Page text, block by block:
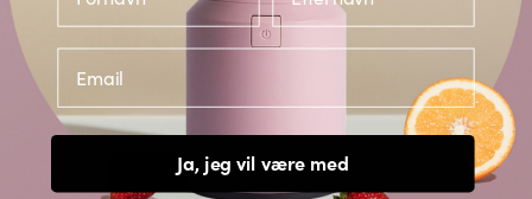
Det skal du bruge
SPAR 41%
Ja, jeg vil være med